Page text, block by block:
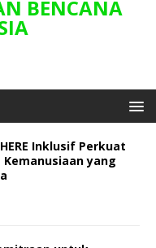
BENCANA
Inklusif Perkuat
yang